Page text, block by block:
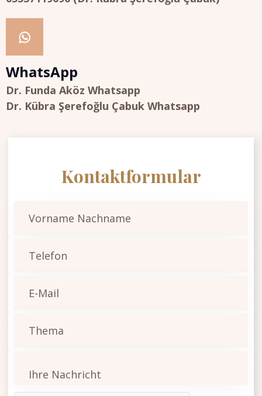
WhatsApp
Dr. Funda Aköz Whatsapp
Dr. Kübra Şerefoğlu Çabuk Whatsapp
Kontaktformular